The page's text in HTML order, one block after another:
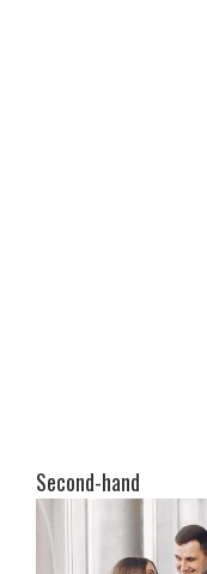
Second-hand